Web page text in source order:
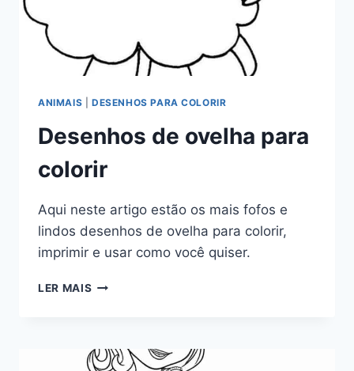
ANIMAIS DESENHOS PARA COLORIR
Desenhos de ovelha para
colorir
Aqui neste artigo estão os mais fofos e
lindos desenhos de ovelha para colorir,
imprimir e usar como você quiser.
LER MAIS DESENHOS
COLORIR